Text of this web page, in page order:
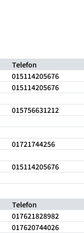
Telefon
015114205676
015114205676
015756631212
01721744256
015114205676
Telefon
017621828982
017620744026